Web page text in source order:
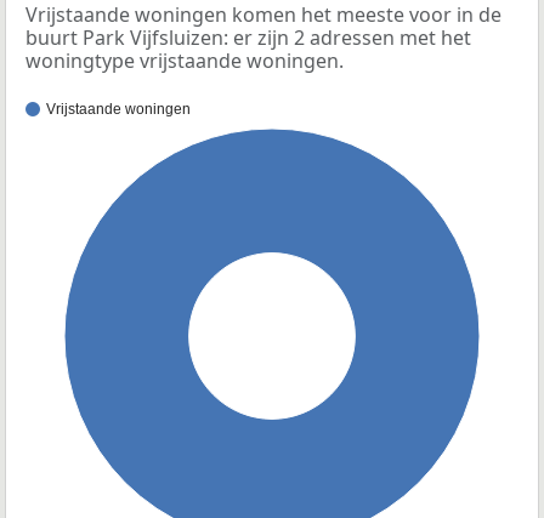
Vrijstaande woningen komen het meeste voor in de
buurt Park Vijfsluizen: er zijn 2 adressen met het
woningtype vrijstaande woningen.
Vrijstaande woningen